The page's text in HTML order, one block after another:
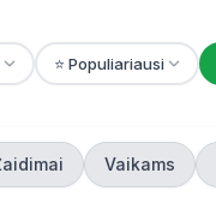
⭐ Populiariausi
Vaikams